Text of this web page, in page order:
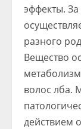
эффекты.
разного
Вещество
волос лба.
действием